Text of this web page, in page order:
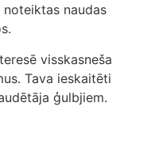
naudas
visskasneša
Tava ieskaitēti
ģulbjiem.